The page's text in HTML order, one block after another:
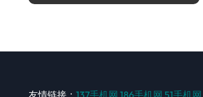
友情链接： 137手机网 186手机网 51手机网